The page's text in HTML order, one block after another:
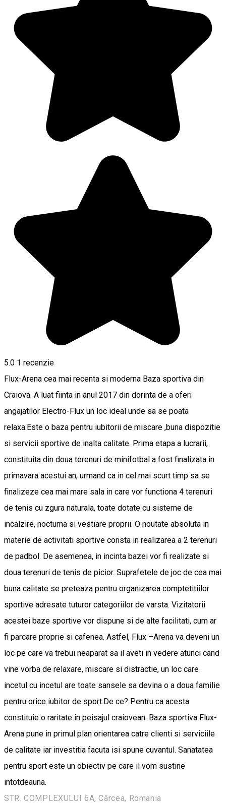
5.0 1 recenzie
Flux-Arena cea mai recenta si moderna Baza sportiva din
Craiova. A luat fiinta in anul 2017 din dorinta de a oferi
angajatilor Electro-Flux un loc ideal unde sa se poata
relaxa.Este o baza pentru iubitorii de miscare ,buna dispozitie
si servicii sportive de inalta calitate. Prima etapa a lucrarii,
constituita din doua terenuri de minifotbal a fost finalizata in
primavara acestui an, urmand ca in cel mai scurt timp sa se
finalizeze cea mai mare sala in care vor functiona 4 terenuri
de tenis cu zgura naturala, toate dotate cu sisteme de
incalzire, nocturna si vestiare proprii. O noutate absoluta in
materie de activitati sportive consta in realizarea a 2 terenuri
de padbol. De asemenea, in incinta bazei vor fi realizate si
doua terenuri de tenis de picior. Suprafetele de joc de cea mai
buna calitate se preteaza pentru organizarea comptetitiilor
sportive adresate tuturor categoriilor de varsta. Vizitatorii
acestei baze sportive vor dispune si de alte facilitati, cum ar
fi parcare proprie si cafenea. Astfel, Flux –Arena va deveni un
loc pe care va trebui neaparat sa il aveti in vedere atunci cand
vine vorba de relaxare, miscare si distractie, un loc care
incetul cu incetul are toate sansele sa devina o a doua familie
pentru orice iubitor de sport.De ce? Pentru ca acesta
constituie o raritate in peisajul craiovean. Baza sportiva Flux-
Arena pune in primul plan orientarea catre clienti si serviciile
de calitate iar investitia facuta isi spune cuvantul. Sanatatea
pentru sport este un obiectiv pe care il vom sustine
intotdeauna.
STR. COMPLEXULUI 6A, Cârcea, Romania